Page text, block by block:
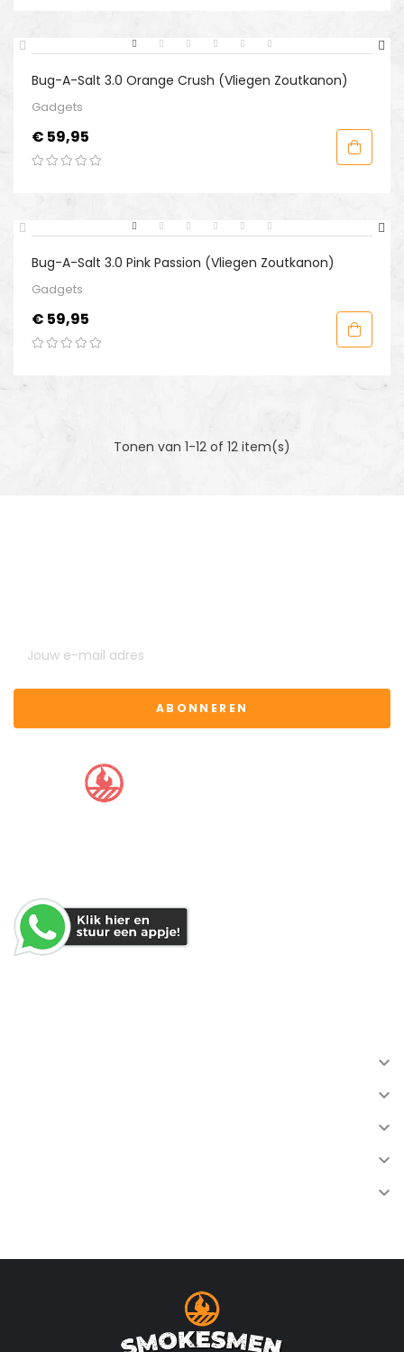
Bug-A-Salt 3.0 Orange Crush (Vliegen Zoutkanon)
Gadgets
Prijs
€ 59,95
Bug-A-Salt 3.0 Pink Passion (Vliegen Zoutkanon)
Gadgets
Prijs
€ 59,95
Tonen van 1-12 of 12 item(s)
ABONNEREN




